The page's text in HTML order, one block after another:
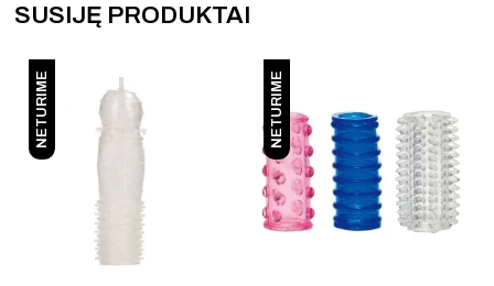
SUSIJĘ PRODUKTAI
NETURIME NETURIME